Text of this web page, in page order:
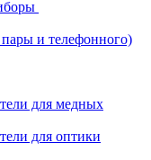
и телефонного)
для медных
для оптики